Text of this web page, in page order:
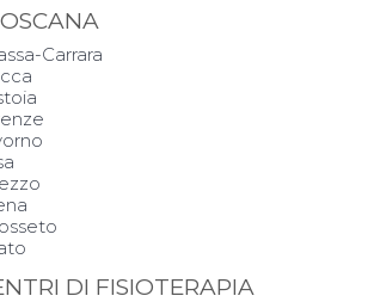
Carrara
DI FISIOTERAPIA